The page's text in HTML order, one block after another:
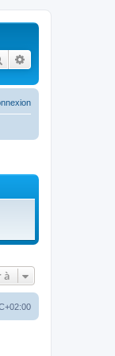
Rechercher
à